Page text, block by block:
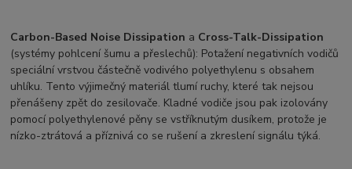
Carbon-Based Noise Dissipation a Cross-Talk-Dissipation
(systémy pohlcení šumu a přeslechů): Potažení negativních vodičů
speciální vrstvou částečně vodivého polyethylenu s obsahem
uhlíku. Tento výjimečný materiál tlumí ruchy, které tak nejsou
přenášeny zpět do zesilovače. Kladné vodiče jsou pak izolovány
pomocí polyethylenové pěny se vstříknutým dusíkem, protože je
nízko-ztrátová a příznivá co se rušení a zkreslení signálu týká.